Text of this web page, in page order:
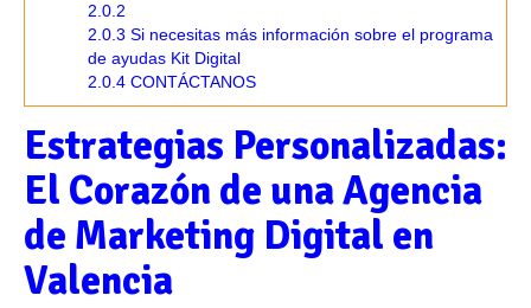
2.0.2
2.0.3 Si necesitas más información sobre el programa
de ayudas Kit Digital
2.0.4CONTÁCTANOS
Estrategias Personalizadas:
El Corazón de una Agencia
de Marketing Digital en
Valencia